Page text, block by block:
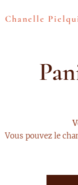
Chanelle
Vous pouvez le